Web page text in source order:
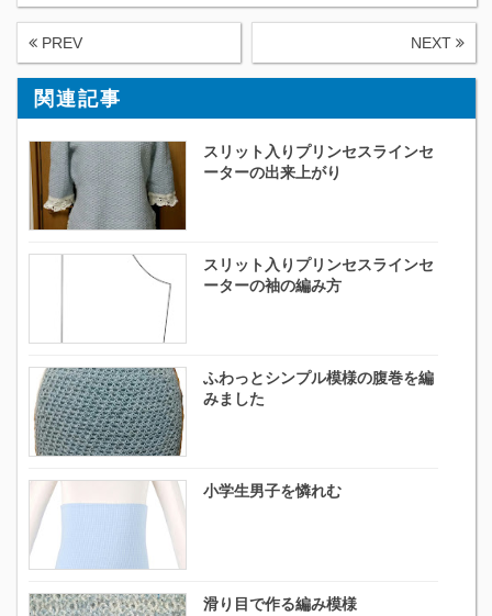
PREV NEXT
関連記事
スリット入りプリンセスラインセ
ーターの出来上がり
スリット入りプリンセスラインセ
ーターの袖の編み方
ふわっとシンプル模様の腹巻を編
みました
小学生男子を憐れむ
滑り目で作る編み模様